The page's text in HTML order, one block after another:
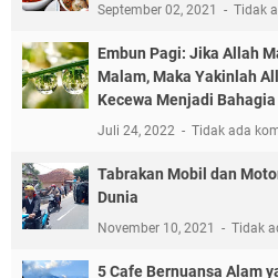
September 02, 2021 Tidak
Embun Pagi: Jika Allah
Malam, Maka Yakinlah
Kecewa Menjadi Bahagia
Juli 24, 2022 Tidak ada
Tabrakan Mobil dan
Dunia
November 10, 2021 Tidak
5 Cafe Bernuansa Alam